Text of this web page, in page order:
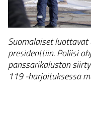
Suomalaiset
presidenttiin. Poliisi
panssarikaluston
119 -harjoituksessa